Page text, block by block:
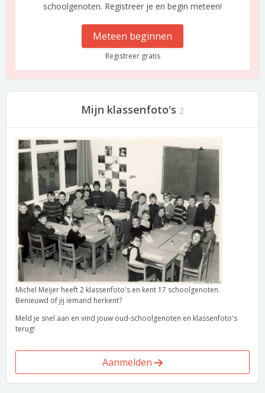
schoolgenoten. Registreer je en begin meteen!
Meteen beginnen
Registreer gratis
Mijn klassenfoto's 2
Michel Meijer heeft 2 klassenfoto's en kent 17 schoolgenoten.
Benieuwd of jij iemand herkent?
Meld je snel aan en vind jouw oud-schoolgenoten en klassenfoto's
terug!
Aanmelden